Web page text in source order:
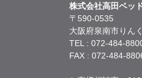
株式会社高田ベッ
〒590-0535
大阪府泉南市りん
TEL : 072-484-
FAX : 072-484-